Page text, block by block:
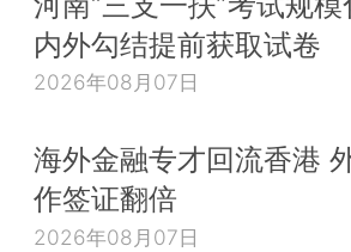
内外勾结提前获取试卷
2026年08月07日
海外金融专才回流香港
作签证翻倍
2026年08月07日